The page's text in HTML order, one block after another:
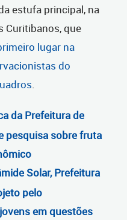
estufa principal, na
Curitibanos, que
lugar na
do
.
da Prefeitura de
pesquisa sobre fruta
Solar, Prefeitura
pelo
em questões